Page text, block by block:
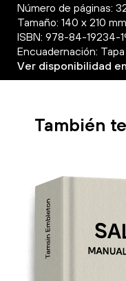
Número de páginas:
Tamaño: 140 x 210
ISBN: 978-84-19234-
Encuadernación:
Ver disponibilidad
También